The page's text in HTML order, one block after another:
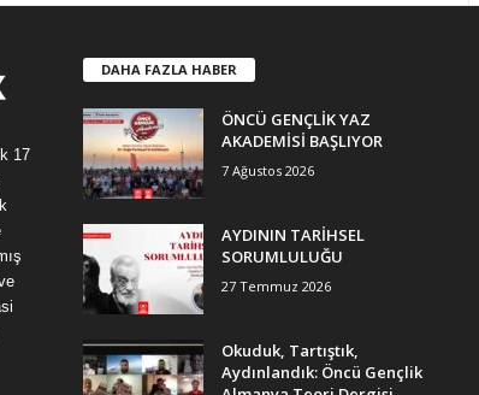
17
DAHA FAZLA HABER
ÖNCÜ GENÇLİK YAZ
AKADEMİSİ BAŞLIYOR
7 Ağustos 2026
AYDININ TARİHSEL
SORUMLULUĞU
27 Temmuz 2026
Okuduk, Tartıştık,
Aydınlandık: Öncü Gençlik